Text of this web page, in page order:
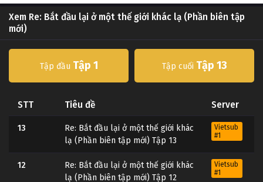
Xem Re: Bắt đầu lại ở một thế giới khác lạ (Phần biên tập
mới)
Tập đầu Tập 1 Tập cuối Tập 13
STT Tiêu đề Server
13
Re: Bắt đầu lại ở một thế giới khác
lạ (Phần biên tập mới) Tập 13
Vietsub
#1
12
Re: Bắt đầu lại ở một thế giới khác
lạ (Phần biên tập mới) Tập 12
Vietsub
#1